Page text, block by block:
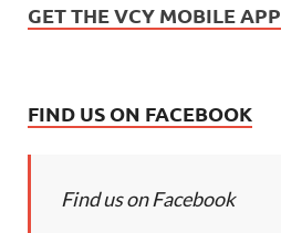
GET THE VCY MOBILE APP
FIND US ON FACEBOOK
Find us on Facebook